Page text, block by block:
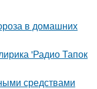
в домашних
'Радио Тапок
средствами